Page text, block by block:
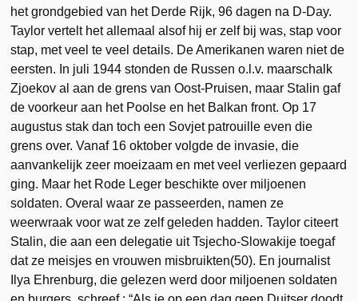
het grondgebied van het Derde Rijk, 96 dagen na D-Day.
Taylor vertelt het allemaal alsof hij er zelf bij was, stap voor
stap, met veel te veel details. De Amerikanen waren niet de
eersten. In juli 1944 stonden de Russen o.l.v. maarschalk
Zjoekov al aan de grens van Oost-Pruisen, maar Stalin gaf
de voorkeur aan het Poolse en het Balkan front. Op 17
augustus stak dan toch een Sovjet patrouille even die
grens over. Vanaf 16 oktober volgde de invasie, die
aanvankelijk zeer moeizaam en met veel verliezen gepaard
ging. Maar het Rode Leger beschikte over miljoenen
soldaten. Overal waar ze passeerden, namen ze
weerwraak voor wat ze zelf geleden hadden. Taylor citeert
Stalin, die aan een delegatie uit Tsjecho-Slowakije toegaf
dat ze meisjes en vrouwen misbruikten(50). En journalist
Ilya Ehrenburg, die gelezen werd door miljoenen soldaten